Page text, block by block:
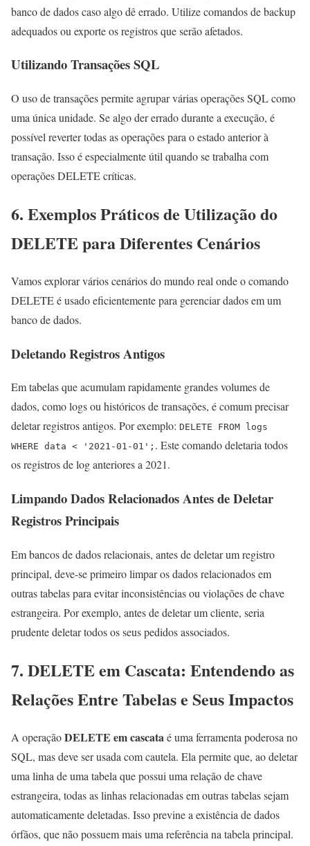
banco de dados caso algo dê errado. Utilize comandos de backup
adequados ou exporte os registros que serão afetados.
Utilizando Transações SQL
O uso de transações permite agrupar várias operações SQL como
uma única unidade. Se algo der errado durante a execução, é
possível reverter todas as operações para o estado anterior à
transação. Isso é especialmente útil quando se trabalha com
operações DELETE críticas.
6. Exemplos Práticos de Utilização do
DELETE para Diferentes Cenários
Vamos explorar vários cenários do mundo real onde o comando
DELETE é usado eficientemente para gerenciar dados em um
banco de dados.
Deletando Registros Antigos
Em tabelas que acumulam rapidamente grandes volumes de
dados, como logs ou históricos de transações, é comum precisar
deletar registros antigos. Por exemplo: DELETE FROM logs
WHERE data < '2021-01-01'; . Este comando deletaria todos
os registros de log anteriores a 2021.
Limpando Dados Relacionados Antes de Deletar
Registros Principais
Em bancos de dados relacionais, antes de deletar um registro
principal, deve-se primeiro limpar os dados relacionados em
outras tabelas para evitar inconsistências ou violações de chave
estrangeira. Por exemplo, antes de deletar um cliente, seria
prudente deletar todos os seus pedidos associados.
7. DELETE em Cascata: Entendendo as
Relações Entre Tabelas e Seus Impactos
A operaçãoDELETE em cascata é uma ferramenta poderosa no
SQL, mas deve ser usada com cautela. Ela permite que, ao deletar
uma linha de uma tabela que possui uma relação de chave
estrangeira, todas as linhas relacionadas em outras tabelas sejam
automaticamente deletadas. Isso previne a existência de dados
órfãos, que não possuem mais uma referência na tabela principal.